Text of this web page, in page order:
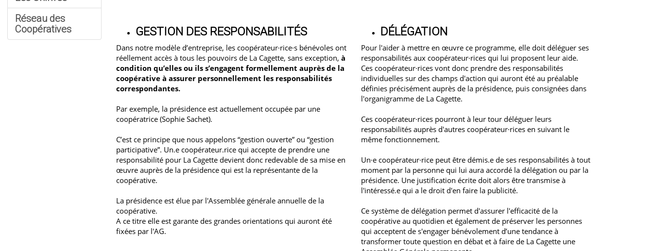
Réseau des
Coopératives
GESTION DES RESPONSABILITÉS
Dans notre modèle d’entreprise, les coopérateur·rice·s bénévoles ont
réellement accès à tous les pouvoirs de La Cagette, sans exception, à
condition qu’elles ou ils s’engagent formellement auprès de la
coopérative à assurer personnellement les responsabilités
correspondantes.
Par exemple, la présidence est actuellement occupée par une
coopératrice (Sophie Sachet).
C’est ce principe que nous appelons “gestion ouverte” ou “gestion
participative”. Un.e coopérateur.rice qui accepte de prendre une
responsabilité pour La Cagette devient donc redevable de sa mise en
œuvre auprès de la présidence qui est la représentante de la
coopérative.
La présidence est élue par l'Assemblée générale annuelle de la
coopérative.
A ce titre elle est garante des grandes orientations qui auront été
fixées par l'AG.
DÉLÉGATION
Pour l'aider à mettre en œuvre ce programme, elle doit déléguer ses
responsabilités aux coopérateur·rices qui lui proposent leur aide.
Ces coopérateur·rices vont donc prendre des responsabilités
individuelles sur des champs d'action qui auront été au préalable
définies précisément auprès de la présidence, puis consignées dans
l'organigramme de La Cagette.
Ces coopérateur·rices pourront à leur tour déléguer leurs
responsabilités auprès d'autres coopérateur·rices en suivant le
même fonctionnement.
Un·e coopérateur·rice peut être démis.e de ses responsabilités à tout
moment par la personne qui lui aura accordé la délégation ou par la
présidence. Une justification écrite doit alors être transmise à
l'intéressé.e qui a le droit d'en faire la publicité.
Ce système de délégation permet d'assurer l'efficacité de la
coopérative au quotidien et également de préserver les personnes
qui acceptent de s'engager bénévolement d’une tendance à
transformer toute question en débat et à faire de La Cagette une